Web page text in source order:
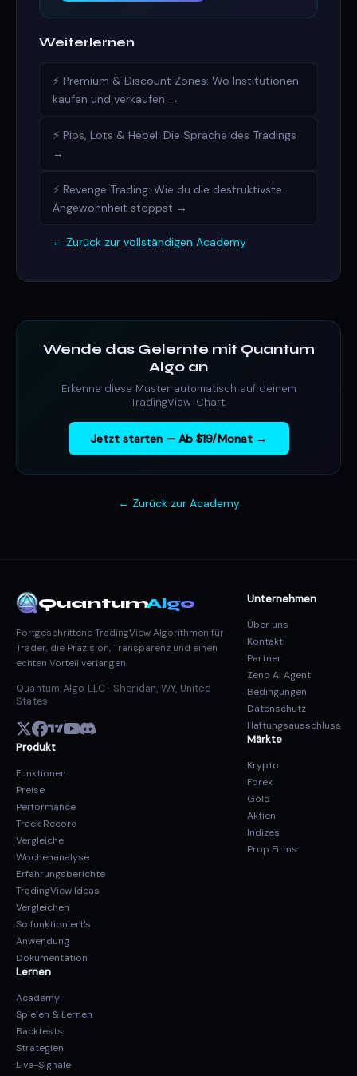
Weiterlernen
⚡ Premium & Discount Zones: Wo Institutionen
kaufen und verkaufen →
⚡ Pips, Lots & Hebel: Die Sprache des Tradings
→
⚡ Revenge Trading: Wie du die destruktivste
Angewohnheit stoppst →
← Zurück zur vollständigen Academy
Wende das Gelernte mit Quantum
Algo an
Erkenne diese Muster automatisch auf deinem
TradingView-Chart.
Jetzt starten — Ab $19/Monat →
← Zurück zur Academy
QuantumAlgo
Fortgeschrittene TradingView Algorithmen für
Trader, die Präzision, Transparenz und einen
echten Vorteil verlangen.
Quantum Algo LLC · Sheridan, WY, United
States
Produkt
Funktionen
Preise
Performance
Track Record
Vergleiche
Wochenanalyse
Erfahrungsberichte
TradingView Ideas
Vergleichen
So funktioniert's
Anwendung
Dokumentation
Lernen
Academy
Spielen & Lernen
Backtests
Strategien
Live-Signale
Unternehmen
Über uns
Kontakt
Partner
Zeno AI Agent
Bedingungen
Datenschutz
Haftungsausschluss
Märkte
Krypto
Forex
Gold
Aktien
Indizes
Prop Firms